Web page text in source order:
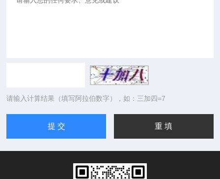
请输入计算结果（填写阿拉伯数字），如：三加四=7